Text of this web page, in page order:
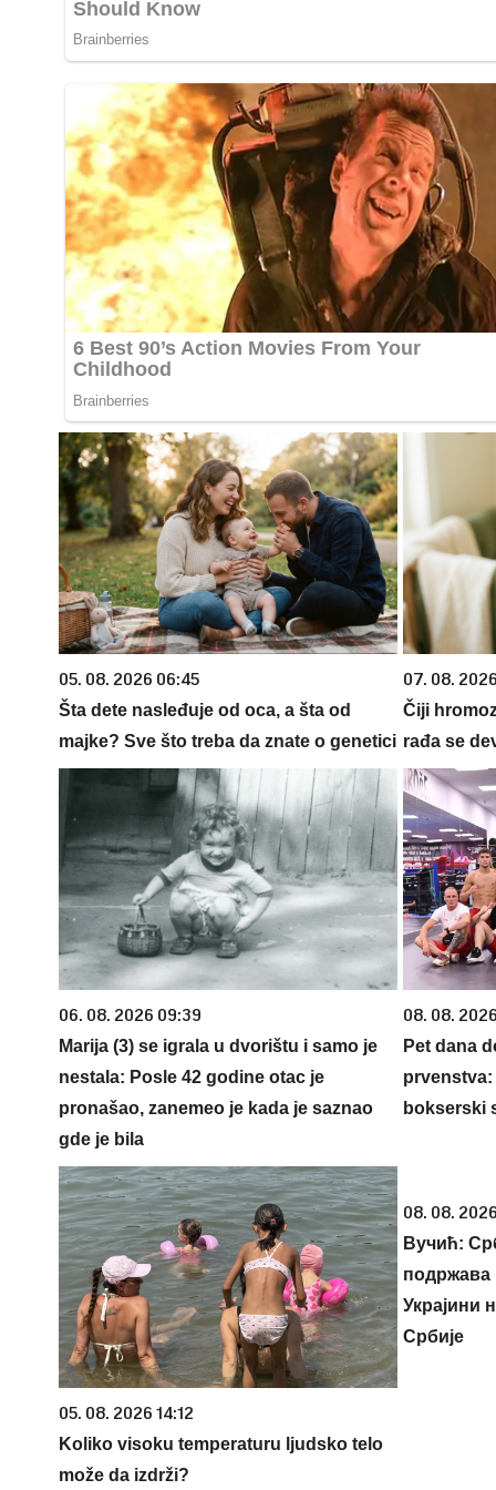
05. 08. 2026 06:45
Šta dete nasleđuje od oca, a šta od
majke? Sve što treba da znate o genetici
07. 08.
Čiji
rađa se
06. 08. 2026 09:39
Marija (3) se igrala u dvorištu i samo je
nestala: Posle 42 godine otac je
pronašao, zanemeo je kada je saznao
gde je bila
08. 08.
Pet dana
prvenstva:
bokserski
05. 08. 2026 14:12
Koliko visoku temperaturu ljudsko telo
može da izdrži?
08. 08.
Вучић:
Украјини
Србије